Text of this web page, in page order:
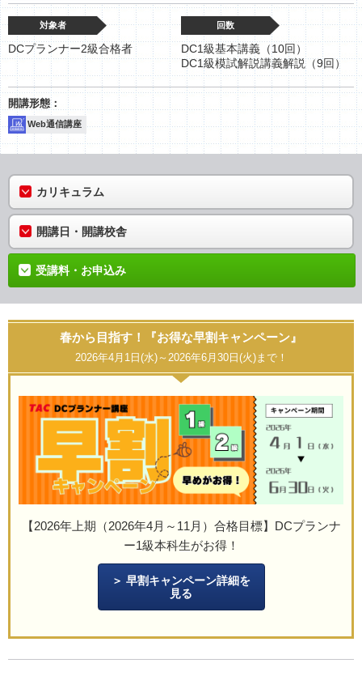
対象者
DCプランナー2級合格者
回数
DC1級基本講義（10回）
DC1級模試解説講義解説（9回）
Web通信講座
カリキュラム
開講日・開講校舎
受講料・お申込み
春から目指す！『お得な早割キャンペーン』
2026年4月1日(水)～2026年6月30日(火)まで！
【2026年上期（2026年4月～11月）合格目標】DCプランナ
ー1級本科生がお得！
早割キャンペーン詳細を
見る